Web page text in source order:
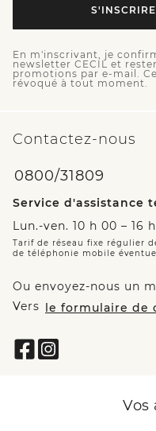
En m'inscrivant, je
newsletter CECIL et
promotions par e-mail.
révoqué à tout moment.
Contactez-nous
0800/31809
Service d'assistance
Lun.-ven. 10 h 00 – 16
Tarif de réseau fixe régulier
de téléphonie mobile
Ou envoyez-nous un
Vers le formulaire de
Vos